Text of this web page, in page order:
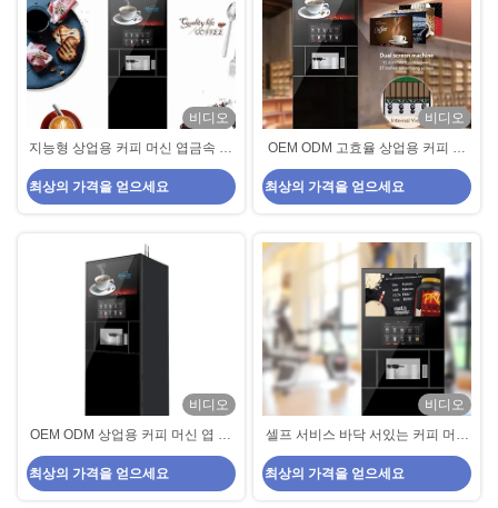
비디오
지능형 상업용 커피 머신 엽금속 셀
프 서비스 커피 머신
최상의 가격을 얻으세요
비디오
OEM ODM 고효율 상업용 커피 머
신 엽금속 셀프 서비스 커피 머신
최상의 가격을 얻으세요
비디오
OEM ODM 상업용 커피 머신 엽 금
속 셀프 서비스 커피 머신
최상의 가격을 얻으세요
비디오
셀프 서비스 바닥 서있는 커피 머신
인터넷 4G 와이파이 및 RJ-45
최상의 가격을 얻으세요